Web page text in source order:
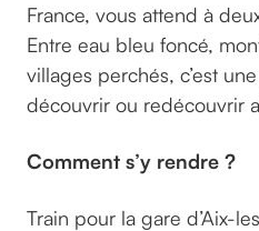
France, vous attend à
Entre eau bleu foncé,
villages perchés, c’est
découvrir ou redécouvrir
Comment s’y rendre ?
Train pour la gare d’Aix-